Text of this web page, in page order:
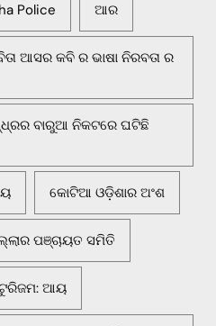
Police ଆର
ଆସର କବି ର ଭାଷା ନିରବତା ର
ବାରୁଆ ନିକଟରେ ଘଟିଛି
କୋଟିଆ ଓଡ଼ିଶାର ଅଂଶ
ପଞ୍ଚାୟତ ସମିତି
ଟୁରିଜମ: ଆୟ